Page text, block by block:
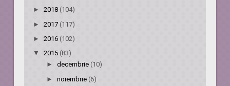
►2018 (104)
►2017(117)
►2016 (102)
▼2015(83)
► decembrie (10)
► noiembrie (6)